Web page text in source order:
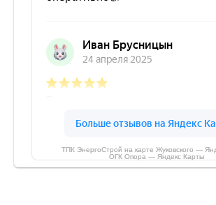
ТПК ЭнергоСтрой на карте Жуковского —
ОГК Опора — Яндекс Карты